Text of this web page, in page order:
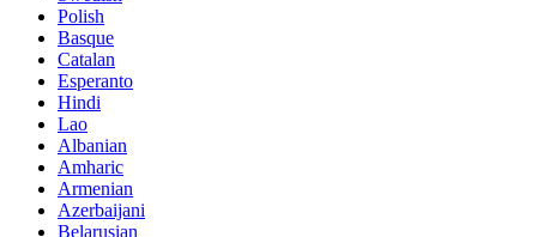
Polish
Basque
Catalan
Esperanto
Hindi
Lao
Albanian
Amharic
Armenian
Azerbaijani
Belarusian